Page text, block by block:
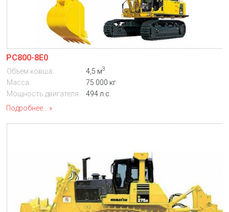
PC800-8E0
Объем ковша: 4,5 м3
Масса:
75 000 кг
Мощность двигателя:
494 л.с.
Подробнее...